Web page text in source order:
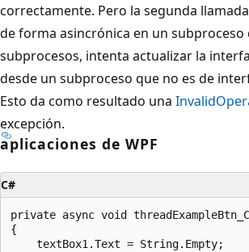
correctamente. Pero la segunda
de forma asincrónica en un subproceso
subprocesos, intenta actualizar la
desde un subproceso que no es de
Esto da como resultado una
excepción.
aplicaciones de WPF
C#
private async void
{
    textBox1.Text = String.Empty;